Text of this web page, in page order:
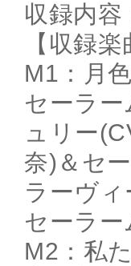
収録内容
【収録楽
M1：月
セーラ
ュリー
奈)＆セ
ラーヴ
セーラ
M2：私